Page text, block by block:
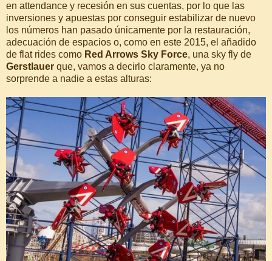
en attendance y recesión en sus cuentas, por lo que las
inversiones y apuestas por conseguir estabilizar de nuevo
los números han pasado únicamente por la restauración,
adecuación de espacios o, como en este 2015, el añadido
de flat rides como Red Arrows Sky Force, una sky fly de
Gerstlauer que, vamos a decirlo claramente, ya no
sorprende a nadie a estas alturas: